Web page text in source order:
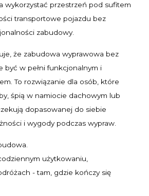
wykorzystać przestrzeń pod sufitem
transportowe pojazdu bez
zabudowy.
że zabudowa wyprawowa bez
być w pełni funkcjonalnym i
To rozwiązanie dla osób, które
śpią w namiocie dachowym lub
dopasowanej do siebie
i wygody podczas wypraw.
użytkowaniu,
- tam, gdzie kończy się